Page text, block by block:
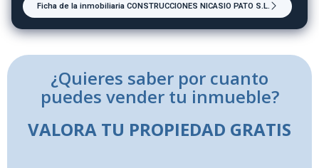
Ficha de la inmobiliaria CONSTRUCCIONES NICASIO PATO S.L.
¿Quieres saber por cuanto
puedes vender tu inmueble?
VALORA TU PROPIEDAD GRATIS